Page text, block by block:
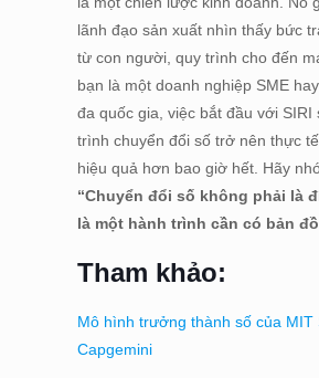
lãnh đạo sản xuất nhìn thấy bức
từ con người, quy trình cho đến
bạn là một doanh nghiệp SME
đa quốc gia, việc bắt đầu với SIRI
trình chuyển đổi số trở nên thực
hiệu quả hơn bao giờ hết. Hãy
“Chuyển đổi số không phải là
là một hành trình cần có bản
Tham khảo:
Mô hình trưởng thành số của MIT
Capgemini